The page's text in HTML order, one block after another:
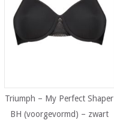
Triumph – My Perfect Shaper
BH (voorgevormd) – zwart